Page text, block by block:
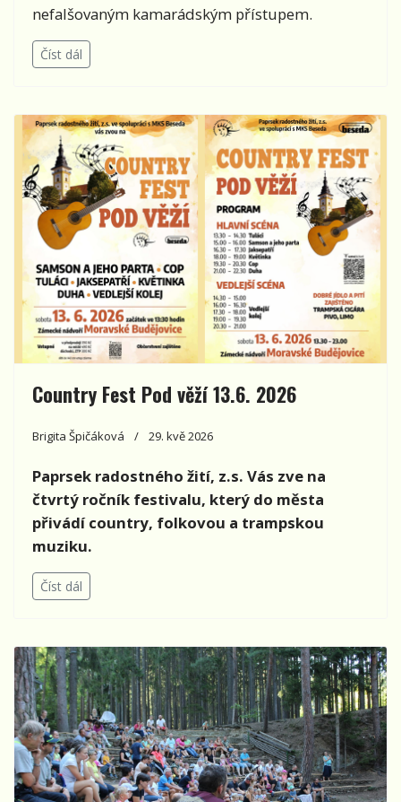
nefalšovaným kamarádským přístupem.
Číst dál
Country Fest Pod věží 13.6. 2026
Brigita Špičáková 29. kvě 2026
Paprsek radostného žití, z.s. Vás zve na
čtvrtý ročník festivalu, který do města
přivádí country, folkovou a trampskou
muziku.
Číst dál